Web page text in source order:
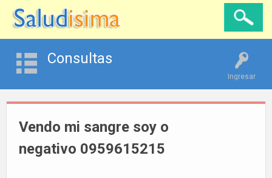
Ingresar
Consultas
Vendo mi sangre soy o
negativo 0959615215